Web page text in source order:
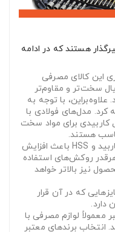
هستند که در ادامه
این کالای مصرفی
سخت‌تر و مقاوم‌تر
با توجه به
کرد. مدل‌های فولادی با
کاربیدی برای مواد سخت
هستند.
روکش: روکش‌هایی مانند تیتانیوم، کاربید و HSS باعث افزایش
روکش‌های استفاده
نیز بالاتر خواهد
که در آن قرار
دارد.
معمولاً لوازم مصرفی با
انتخاب برندهای معتبر